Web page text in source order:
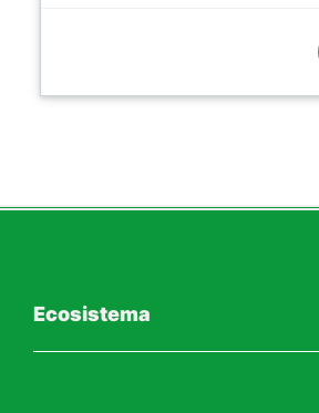
Ecosistema